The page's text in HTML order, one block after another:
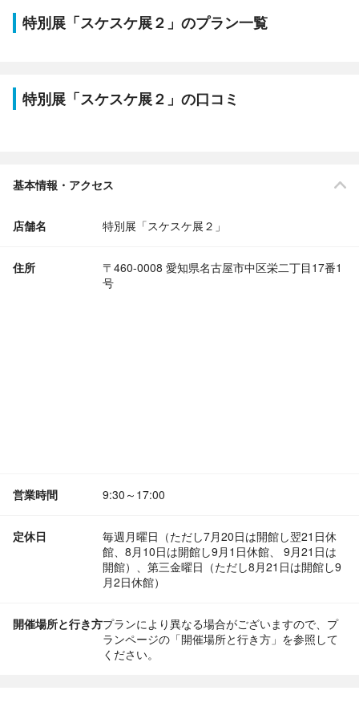
特別展「スケスケ展２」のプラン一覧
特別展「スケスケ展２」の口コミ
基本情報・アクセス
店舗名 特別展「スケスケ展２」
住所
〒460-0008 愛知県名古屋市中区栄二丁目17番1
号
営業時間 9:30～17:00
定休日
毎週月曜日（ただし7月20日は開館し翌21日休
館、8月10日は開館し9月1日休館、 9月21日は
開館）、第三金曜日（ただし8月21日は開館し9
月2日休館）
開催場所と行き方プランにより異なる場合がございますので、プ
ランページの「開催場所と行き方」を参照して
ください。